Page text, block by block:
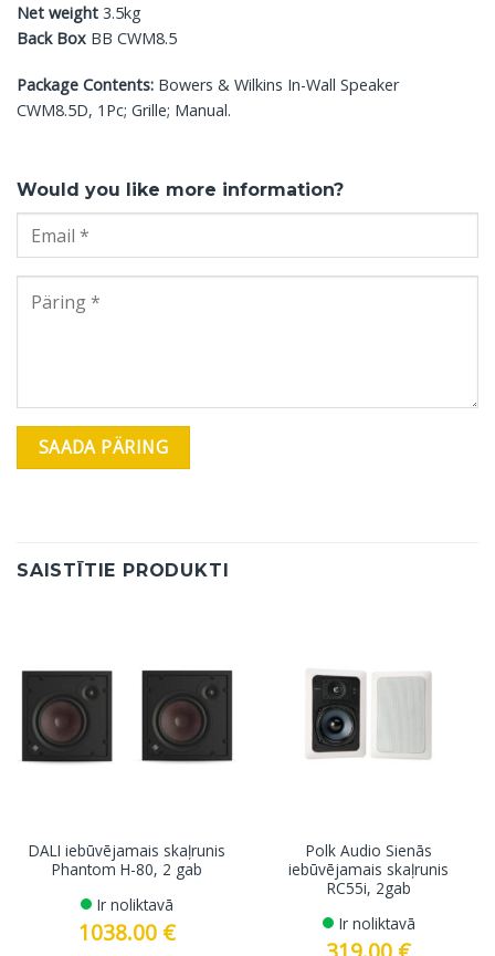
Net weight 3.5kg
Back Box BB CWM8.5
Package Contents: Bowers & Wilkins In-Wall Speaker
CWM8.5D, 1Pc; Grille; Manual.
Would you like more information?
SAISTĪTIE PRODUKTI
DALI iebūvējamais skaļrunis
Phantom H-80, 2 gab
Ir noliktavā
1038.00 €
Polk Audio Sienās
iebūvējamais skaļrunis
RC55i, 2gab
Ir noliktavā